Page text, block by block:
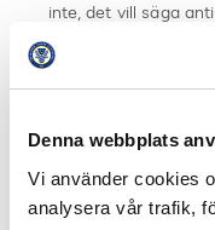
Denna webbplats
Vi använder cookies
analysera vår trafik,
inte, det vill säga
av livet och i
därför på att skilja
vad som verkligen
inte. Speciellt inte
vinnarteam!